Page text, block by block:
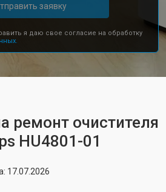
заявку
я даю свое согласие на обработку
ремонт очистителя
HU4801-01
17.07.2026